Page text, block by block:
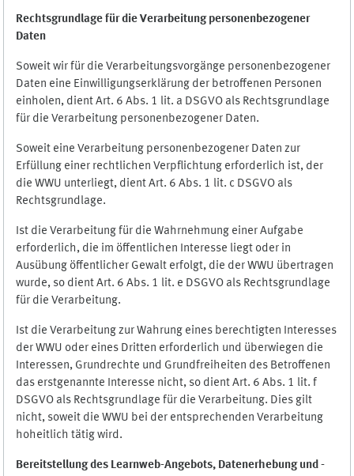
Rechtsgrundlage für die Verarbeitung personenbezogener
Daten
Soweit wir für die Verarbeitungsvorgänge personenbezogener
Daten eine Einwilligungserklärung der betroffenen Personen
einholen, dient Art. 6 Abs. 1 lit. a DSGVO als Rechtsgrundlage
für die Verarbeitung personenbezogener Daten.
Soweit eine Verarbeitung personenbezogener Daten zur
Erfüllung einer rechtlichen Verpflichtung erforderlich ist, der
die WWU unterliegt, dient Art. 6 Abs. 1 lit. c DSGVO als
Rechtsgrundlage.
Ist die Verarbeitung für die Wahrnehmung einer Aufgabe
erforderlich, die im öffentlichen Interesse liegt oder in
Ausübung öffentlicher Gewalt erfolgt, die der WWU übertragen
wurde, so dient Art. 6 Abs. 1 lit. e DSGVO als Rechtsgrundlage
für die Verarbeitung.
Ist die Verarbeitung zur Wahrung eines berechtigten Interesses
der WWU oder eines Dritten erforderlich und überwiegen die
Interessen, Grundrechte und Grundfreiheiten des Betroffenen
das erstgenannte Interesse nicht, so dient Art. 6 Abs. 1 lit. f
DSGVO als Rechtsgrundlage für die Verarbeitung. Dies gilt
nicht, soweit die WWU bei der entsprechenden Verarbeitung
hoheitlich tätig wird.
Bereitstellung des Learnweb-Angebots, Datenerhebung und -